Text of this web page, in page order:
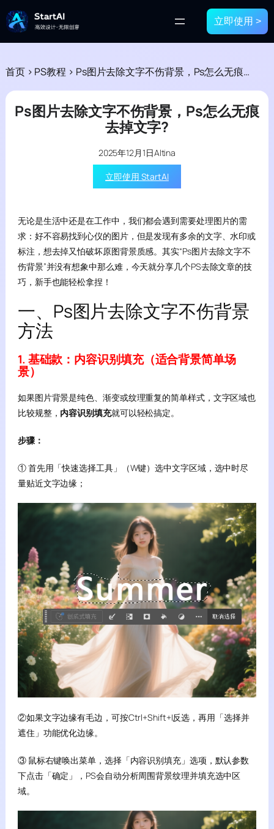
立即使用 >
首页 > PS教程 > Ps图片去除文字不伤背景，Ps怎么无痕去掉文字?
Ps图片去除文字不伤背景，Ps怎么无痕
去掉文字?
2025年12月1日Altina
立即使用 StartAI
无论是生活中还是在工作中，我们都会遇到需要处理图片的需
求：好不容易找到心仪的图片，但是发现有多余的文字、水印或
标注，想去掉又怕破坏原图背景质感。其实“Ps图片去除文字不
伤背景”并没有想象中那么难，今天就分享几个PS去除文章的技
巧，新手也能轻松拿捏！
一、Ps图片去除文字不伤背景
方法
1. 基础款：内容识别填充（适合背景简单场
景）
如果图片背景是纯色、渐变或纹理重复的简单样式，文字区域也
比较规整， 内容识别填充就可以轻松搞定。
步骤：
① 首先用「快速选择工具」（W键）选中文字区域，选中时尽
量贴近文字边缘；
②如果文字边缘有毛边，可按Ctrl+Shift+I反选，再用「选择并
遮住」功能优化边缘。
③ 鼠标右键唤出菜单，选择「内容识别填充」选项，默认参数
下点击「确定」，PS会自动分析周围背景纹理并填充选中区
域。